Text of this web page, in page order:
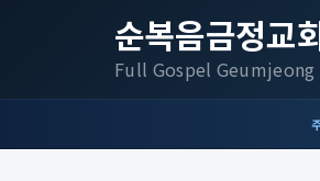
순복음금정교
Full Gospel Geumjeong